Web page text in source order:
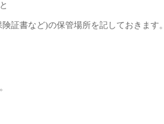
証書など)の保管場所を記しておきます。